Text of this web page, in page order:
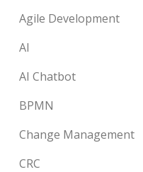
Agile Development
AI
AI Chatbot
BPMN
Change Management
CRC